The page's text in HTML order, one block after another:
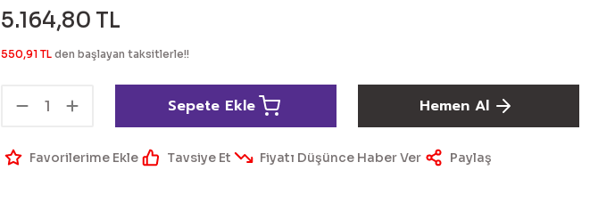
5.164,80 TL
550,91 TL den başlayan taksitlerle!!
Sepete Ekle Hemen Al
Tavsiye Et Fiyatı Düşünce Haber Ver Paylaş